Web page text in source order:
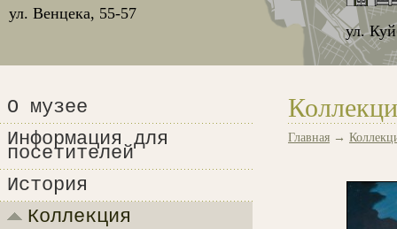
ул.
ул. Венцека, 55-57
О музее
Информация для
посетителей
История
Коллекция
Главная →